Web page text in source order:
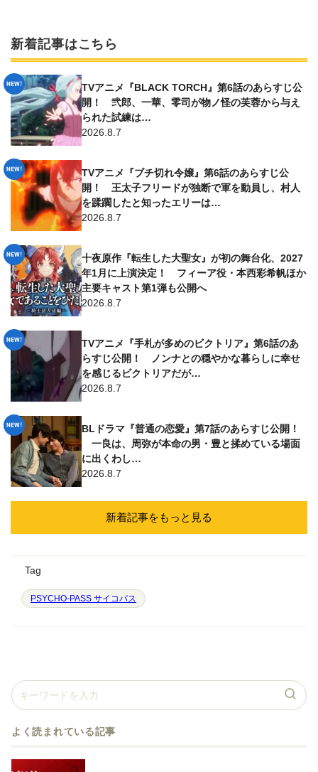
新着記事はこちら
TVアニメ『BLACK TORCH』第6話のあらすじ公
開！ 弐郎、一華、零司が物ノ怪の芙蓉から与え
られた試練は…
2026.8.7
TVアニメ『ブチ切れ令嬢』第6話のあらすじ公
開！ 王太子フリードが独断で軍を動員し、村人
を蹂躙したと知ったエリーは…
2026.8.7
十夜原作『転生した大聖女』が初の舞台化、2027
年1月に上演決定！ フィーア役・本西彩希帆ほか
主要キャスト第1弾も公開へ
2026.8.7
TVアニメ『手札が多めのビクトリア』第6話のあ
らすじ公開！ ノンナとの穏やかな暮らしに幸せ
を感じるビクトリアだが…
2026.8.7
BLドラマ『普通の恋愛』第7話のあらすじ公開！
一良は、周弥が本命の男・豊と揉めている場面
に出くわし…
2026.8.7
新着記事をもっと見る
Tag
PSYCHO-PASS サイコパス
よく読まれている記事